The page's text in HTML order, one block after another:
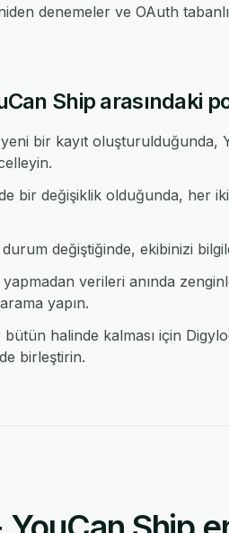
denemeler ve OAuth
Ship arasındaki
bir kayıt oluşturulduğunda,
bir değişiklik olduğunda, her
değiştiğinde, ekibinizi
verileri anında
yapın.
halinde kalması için
birleştirin.